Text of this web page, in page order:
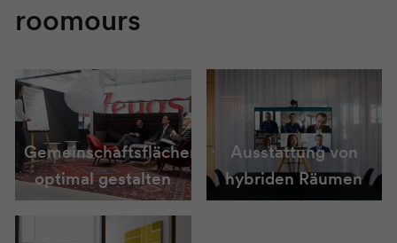
roomours
Gemeinschaftsflächen
optimal gestalten
Ausstattung von
hybriden Räumen